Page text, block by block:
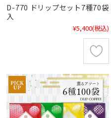
D-770 ドリップセット7種70袋
入
¥5,400(税込)